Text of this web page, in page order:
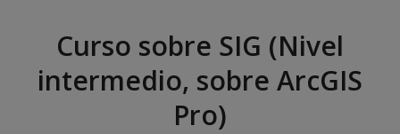
Curso sobre SIG (Nivel
intermedio, sobre ArcGIS
Pro)